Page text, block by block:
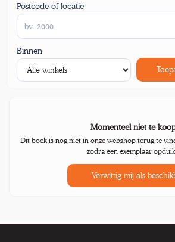
Postcode of locatie
Binnen
Momenteel niet te
Dit boek is nog niet in onze webshop terug te
zodra een exemplaar
Verwittig mij als